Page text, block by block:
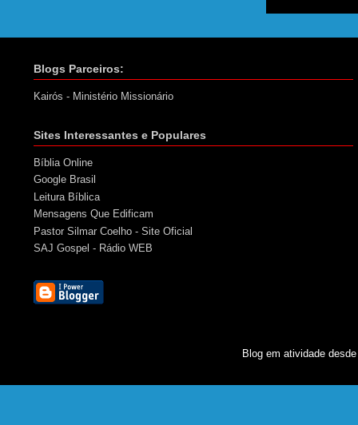
Blogs Parceiros:
Kairós - Ministério Missionário
Sites Interessantes e Populares
Bíblia Online
Google Brasil
Leitura Bíblica
Mensagens Que Edificam
Pastor Silmar Coelho - Site Oficial
SAJ Gospel - Rádio WEB
Blog em atividade